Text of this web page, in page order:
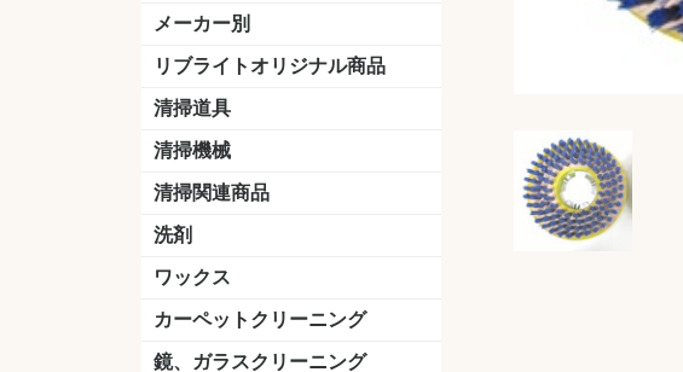
おう吐物
除菌洗剤
うがい薬
マスク
手洗い石鹸
手指消毒
手袋
メーカー別
クオリティ
ニイタカ
シーバイエス
リンレイ
ペンギンワックス
横浜油脂工業
ミッケル化学（旧：スイショウ
ユシロ化学
コニシ
つやげん
ダイカ商事
スリーエムジャパン
山崎産業
テラモト
セイワ
エトレー
ラバーメイド
ジャパックス
日本サニパック
ケルヒャー
マキタ
ショーワグローブ
花王
サラヤ
アルボース
コスケム
ミヤキ
紺商
信徳ポミー
リブライトオリジナル商品
LLオレンジクリーナー
LL油脂専用クリーナー
LLワックスモップ
LL-21
マーベラスiL
清掃道具
ほうき
ちりとり
モップ及び関連品 ワンタッチ式モップ
水切りドライヤー
その他アタッチメント
(ワンタッチ式用)
モップ ワックス塗布
ハードフロア用ダストモップ
テラモト
その他
清掃機械
掃除機
ドライバキューム
アップライトバキューム
コードレスタイプ
高圧洗浄機
吸水機
カーペット用マシン
送風機
ポリッシャー スタンダード
高速回転
ハンディポリッシャー
関連商品
ポリッシャー・自動床洗浄機用
掃除機用紙パック
その他
清掃関連商品
ダストカート
台車
移動式バレット
脚立
モップハンガー
サインボード
光沢計
カーペット汚染度計
洗剤
床用表面洗浄剤
ハクリ剤
厨房用
工場用
石材用
サビ用
木材用
タイル用
外壁用
壁面用
手あか用
病院用
除菌用
ワックス
樹脂ワックス
半樹脂ワックス
フローリング用
病院用ワックス
中性ワックス
石材用
木床用
その他
カーペットクリーニング
洗剤
ブラシ
パット
その他
鏡、ガラスクリーニング